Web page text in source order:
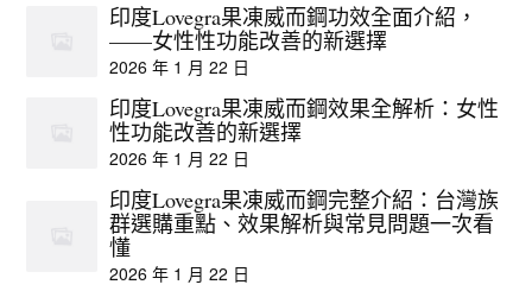
印度Lovegra果凍威而鋼功效全面介紹，
——女性性功能改善的新選擇
2026 年 1 月 22 日
印度Lovegra果凍威而鋼效果全解析：女性
性功能改善的新選擇
2026 年 1 月 22 日
印度Lovegra果凍威而鋼完整介紹：台灣族
群選購重點、效果解析與常見問題一次看
懂
2026 年 1 月 22 日